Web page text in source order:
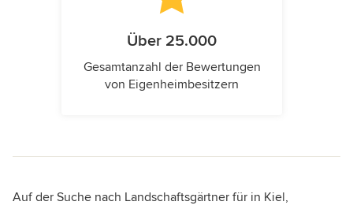
Über 25.000
Gesamtanzahl der Bewertungen
von Eigenheimbesitzern
Auf der Suche nach Landschaftsgärtner für in Kiel,